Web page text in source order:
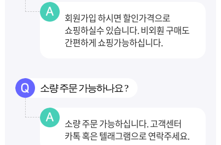
회원가입 하시면 할인가격으로
쇼핑하실수 있습니다. 비외훤 구매도
간편하게 쇼핑가능하십니다.
소량 주문 가능하나요 ?
소량 주문 가능하십니다. 고객센터
카톡 혹은 텔래그램으로 연락주세요.